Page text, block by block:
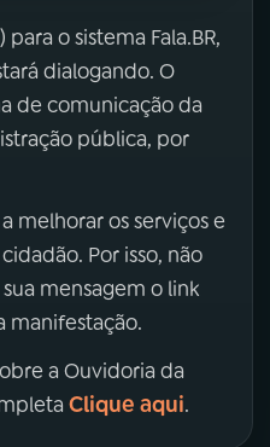
o sistema Fala.BR,
dialogando. O
de comunicação da
pública, por
melhorar os serviços e
Por isso, não
mensagem o link
manifestação.
a Ouvidoria da
Clique aqui.